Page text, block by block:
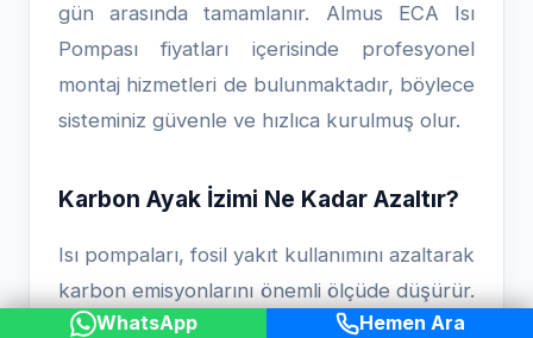
WhatsApp Hemen Ara
gün arasında tamamlanır. Almus ECA Isı
Pompası fiyatları içerisinde profesyonel
montaj hizmetleri de bulunmaktadır, böylece
sisteminiz güvenle ve hızlıca kurulmuş olur.
Karbon Ayak İzimi Ne Kadar Azaltır?
Isı pompaları, fosil yakıt kullanımını azaltarak
karbon emisyonlarını önemli ölçüde düşürür.
Almus ECA Isı Pompası fiyatları kapsamında